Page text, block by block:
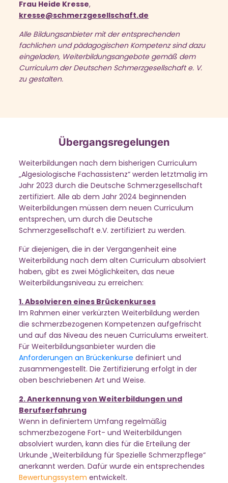
Frau Heide Kresse,
kresse@schmerzgesellschaft.de
Alle Bildungsanbieter mit der entsprechenden
fachlichen und pädagogischen Kompetenz sind dazu
eingeladen, Weiterbildungsangebote gemäß dem
Curriculum der Deutschen Schmerzgesellschaft e. V.
zu gestalten.
Übergangsregelungen
Weiterbildungen nach dem bisherigen Curriculum
„Algesiologische Fachassistenz“ werden letztmalig im
Jahr 2023 durch die Deutsche Schmerzgesellschaft
zertifiziert. Alle ab dem Jahr 2024 beginnenden
Weiterbildungen müssen dem neuen Curriculum
entsprechen, um durch die Deutsche
Schmerzgesellschaft e.V. zertifiziert zu werden.
Für diejenigen, die in der Vergangenheit eine
Weiterbildung nach dem alten Curriculum absolviert
haben, gibt es zwei Möglichkeiten, das neue
Weiterbildungsniveau zu erreichen:
1. Absolvieren eines Brückenkurses
Im Rahmen einer verkürzten Weiterbildung werden
die schmerzbezogenen Kompetenzen aufgefrischt
und auf das Niveau des neuen Curriculums erweitert.
Für Weiterbildungsanbieter wurden die
Anforderungen an Brückenkurse definiert und
zusammengestellt. Die Zertifizierung erfolgt in der
oben beschriebenen Art und Weise.
2. Anerkennung von Weiterbildungen und
Berufserfahrung
Wenn in definiertem Umfang regelmäßig
schmerzbezogene Fort- und Weiterbildungen
absolviert wurden, kann dies für die Erteilung der
Urkunde „Weiterbildung für Spezielle Schmerzpflege“
anerkannt werden. Dafür wurde ein entsprechendes
Bewertungssystem entwickelt.